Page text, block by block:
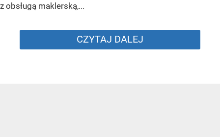
z obsługą maklerską,...
CZYTAJ DALEJ